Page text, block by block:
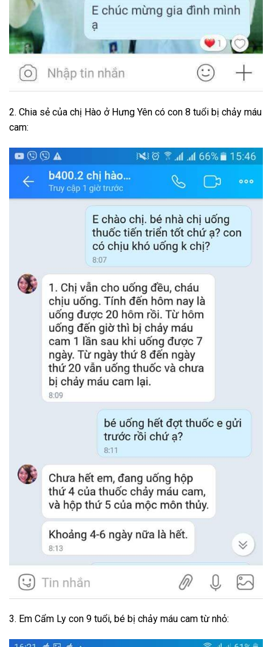
2. Chia sẻ của chị Hào ở Hưng Yên có con 8 tuổi bị chảy máu
cam:
3. Em Cẩm Ly con 9 tuổi, bé bị chảy máu cam từ nhỏ: